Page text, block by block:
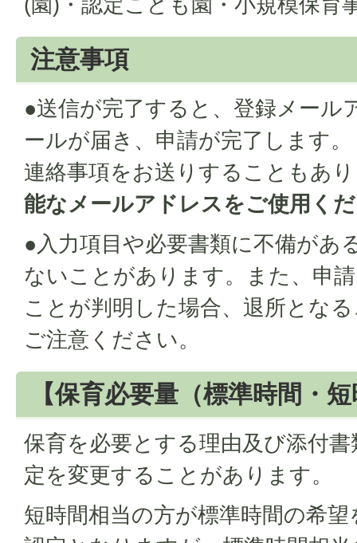
注意事項
●送信が完了すると、登録メール
ールが届き、申請が完了します
連絡事項をお送りすることもあ
能なメールアドレスをご使用く
●入力項目や必要書類に不備があ
ないことがあります。また、申
ことが判明した場合、退所とな
ご注意ください。
【保育必要量（標準時間・
保育を必要とする理由及び添付
定を変更することがあります。
短時間相当の方が標準時間の希